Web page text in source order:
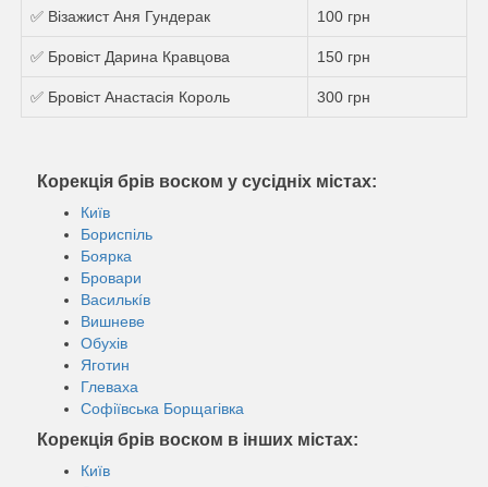
✅ Візажист Аня Гундерак 100 грн
✅ Бровіст Дарина Кравцова 150 грн
✅ Бровіст Анастасія Король 300 грн
Корекція брів воском у сусідніх містах:
Київ
Бориспіль
Боярка
Бровари
Василькíв
Вишневе
Обухів
Яготин
Глеваха
Софіївська Борщагівка
Корекція брів воском в інших містах:
Київ